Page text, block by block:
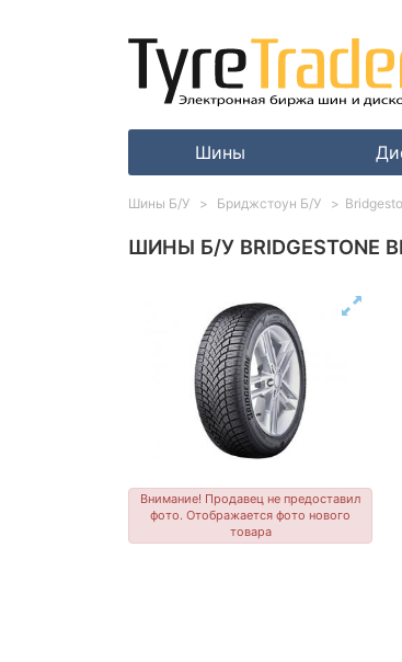
Шины
ШИНЫ Б/У BRIDGESTONE
Внимание! Продавец не предоставил
фото. Отображается фото нового
товара
Шины Б/У Бриджстоун Б/У